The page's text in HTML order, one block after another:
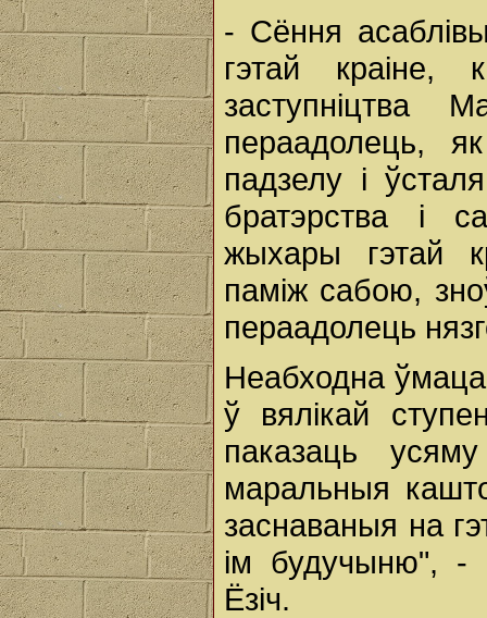
- Сёння
гэтай
заступніцтва
пераадолець,
падзелу і
братэрства і
жыхары гэтай
паміж сабою,
пераадолець
Неабходна
ў вялікай
паказаць
маральныя
заснаваныя на
ім будучыню", -
Ёзіч.